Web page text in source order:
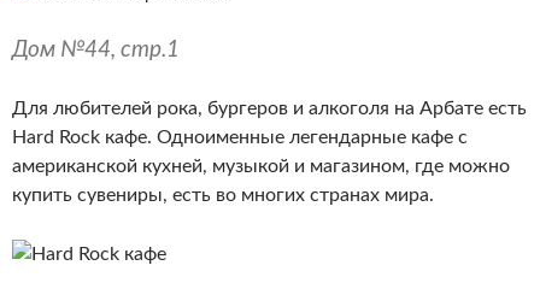
Дом №44, стр.1
Для любителей рока, бургеров и алкоголя на Арбате есть
Hard Rock кафе. Одноименные легендарные кафе с
американской кухней, музыкой и магазином, где можно
купить сувениры, есть во многих странах мира.